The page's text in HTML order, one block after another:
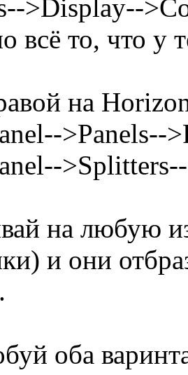
>Display--
всё то, что у
на
>Panels--
на любую
и они
оба